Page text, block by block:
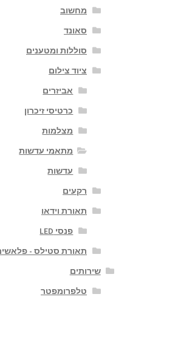
מחשוב
סאונד
סוללות ומטענים
ציוד צילום
אביזרים
כרטיסי זיכרון
מצלמות
מתאמי עדשות
עדשות
רקעים
תאורת וידאו
פנסי LED
תאורת סטילס -
שירותים
טלפרומפטר